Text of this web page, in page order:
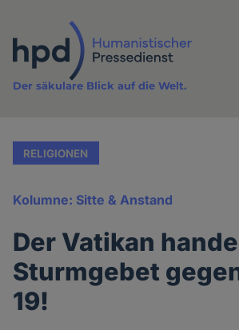
Inhalt
Der säkulare Blick auf die Welt.
RELIGIONEN
Kolumne: Sitte & Anstand
Der Vatikan
Sturmgebet
19!